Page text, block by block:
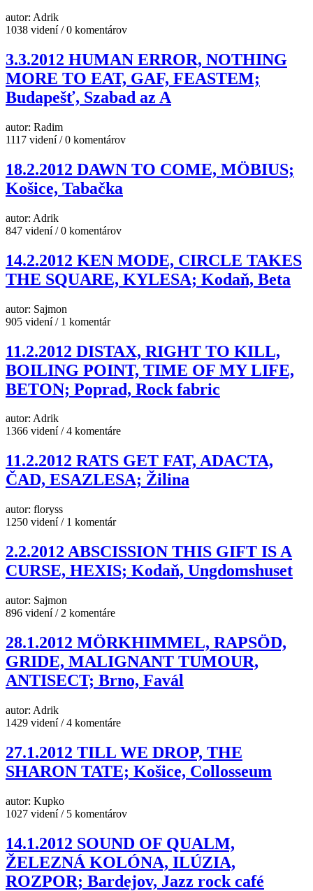
autor: Adrik
1038 videní / 0 komentárov
3.3.2012 HUMAN ERROR, NOTHING
MORE TO EAT, GAF, FEASTEM;
Budapešť, Szabad az A
autor: Radim
1117 videní / 0 komentárov
18.2.2012 DAWN TO COME, MÖBIUS;
Košice, Tabačka
autor: Adrik
847 videní / 0 komentárov
14.2.2012 KEN MODE, CIRCLE TAKES
THE SQUARE, KYLESA; Kodaň, Beta
autor: Sajmon
905 videní / 1 komentár
11.2.2012 DISTAX, RIGHT TO KILL,
BOILING POINT, TIME OF MY LIFE,
BETON; Poprad, Rock fabric
autor: Adrik
1366 videní / 4 komentáre
11.2.2012 RATS GET FAT, ADACTA,
ČAD, ESAZLESA; Žilina
autor: floryss
1250 videní / 1 komentár
2.2.2012 ABSCISSION THIS GIFT IS A
CURSE, HEXIS; Kodaň, Ungdomshuset
autor: Sajmon
896 videní / 2 komentáre
28.1.2012 MÖRKHIMMEL, RAPSÖD,
GRIDE, MALIGNANT TUMOUR,
ANTISECT; Brno, Favál
autor: Adrik
1429 videní / 4 komentáre
27.1.2012 TILL WE DROP, THE
SHARON TATE; Košice, Collosseum
autor: Kupko
1027 videní / 5 komentárov
14.1.2012 SOUND OF QUALM,
ŽELEZNÁ KOLÓNA, ILÚZIA,
ROZPOR; Bardejov, Jazz rock café